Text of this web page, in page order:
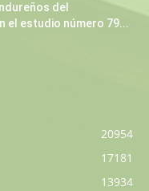
del
el estudio número 79...
20954
17181
13934